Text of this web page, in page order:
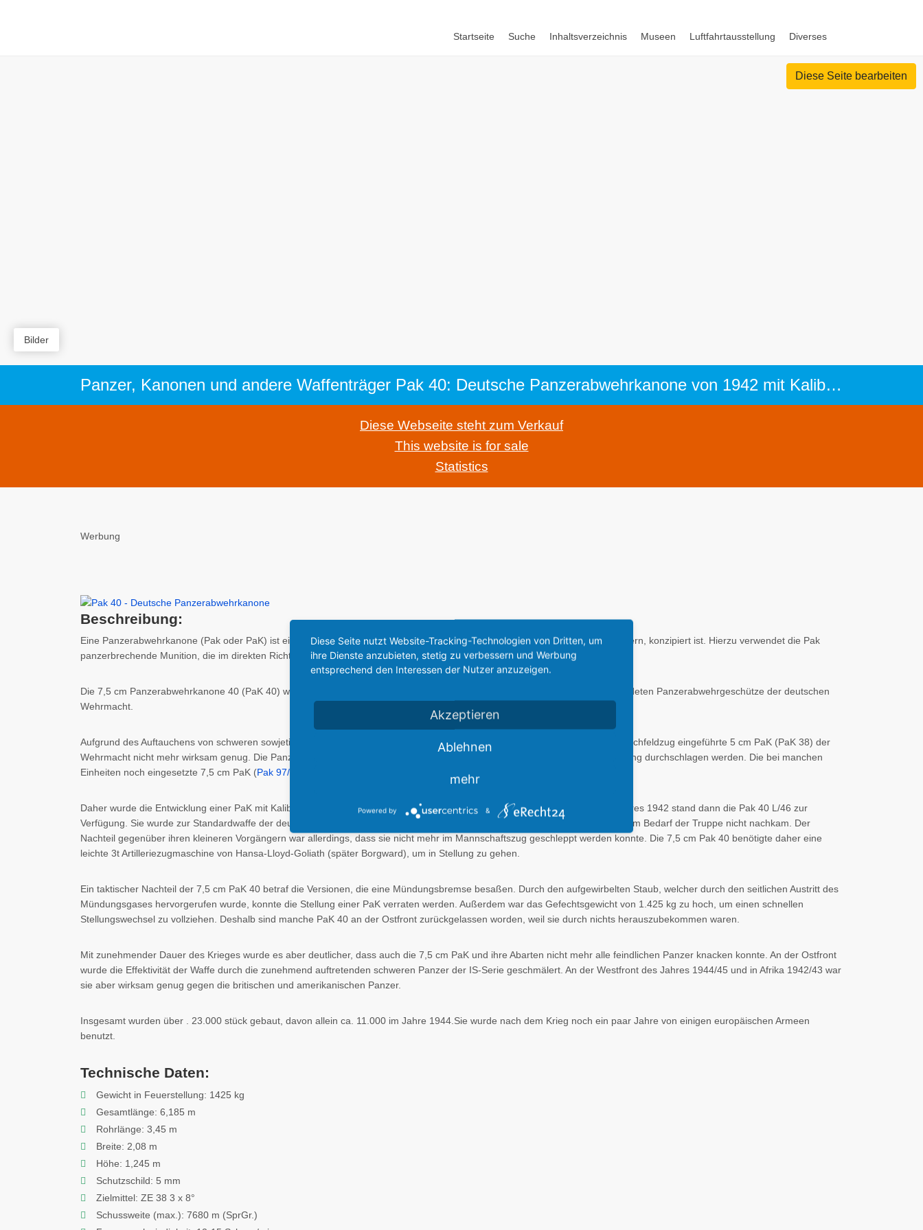
Startseite Suche Inhaltsverzeichnis Museen Luftfahrtausstellung Diverses
Diese Seite bearbeiten
Bilder
Panzer, Kanonen und andere Waffenträger Pak 40: Deutsche Panzerabwehrkanone von 1942 mit Kaliber 7,5 cm
Diese Webseite steht zum Verkauf
This website is for sale
Statistics
Werbung
Beschreibung:
Eine Panzerabwehrkanone (Pak oder PaK) ist eine Kanone, welche für die Bekämpfung gepanzerter Ziele, vor allem von Panzern, konzipiert ist. Hierzu verwendet die Pak
panzerbrechende Munition, die im direkten Richten verschossen wird.
Die 7,5 cm Panzerabwehrkanone 40 (PaK 40) war während des Zweiten Weltkrieges ab 1942 eines der am häufigsten verwendeten Panzerabwehrgeschütze der deutschen
Wehrmacht.
Aufgrund des Auftauchens von schweren sowjetischen Panzern wie des
und des KV-1 war die ab 1940 nach dem Frankreichfeldzug eingeführte 5 cm PaK (PaK 38) der
Wehrmacht nicht mehr wirksam genug. Die Panzerung des T-34 konnte mit diesem Geschütz nur auf äußerst geringe Entfernung durchschlagen werden. Die bei manchen
Einheiten noch eingesetzte 7,5 cm PaK (Pak 97/38 ) erwies sich sogar als weitgehend unwirksam mit normaler Munition.
Daher wurde die Entwicklung einer PaK mit Kaliber 7,5 cm ab Beginn des Russlandfeldzug vorangetrieben. Mit Beginn des Jahres 1942 stand dann die Pak 40 L/46 zur
Verfügung. Sie wurde zur Standardwaffe der deutschen Panzerjäger. Zu Beginn war die Produktion noch so gering, dass sie dem Bedarf der Truppe nicht nachkam. Der
Nachteil gegenüber ihren kleineren Vorgängern war allerdings, dass sie nicht mehr im Mannschaftszug geschleppt werden konnte. Die 7,5 cm Pak 40 benötigte daher eine
leichte 3t Artilleriezugmaschine von Hansa-Lloyd-Goliath (später Borgward), um in Stellung zu gehen.
Ein taktischer Nachteil der 7,5 cm PaK 40 betraf die Versionen, die eine Mündungsbremse besaßen. Durch den aufgewirbelten Staub, welcher durch den seitlichen Austritt des
Mündungsgases hervorgerufen wurde, konnte die Stellung einer PaK verraten werden. Außerdem war das Gefechtsgewicht von 1.425 kg zu hoch, um einen schnellen
Stellungswechsel zu vollziehen. Deshalb sind manche PaK 40 an der Ostfront zurückgelassen worden, weil sie durch nichts herauszubekommen waren.
Mit zunehmender Dauer des Krieges wurde es aber deutlicher, dass auch die 7,5 cm PaK und ihre Abarten nicht mehr alle feindlichen Panzer knacken konnte. An der Ostfront
wurde die Effektivität der Waffe durch die zunehmend auftretenden schweren Panzer der IS-Serie geschmälert. An der Westfront des Jahres 1944/45 und in Afrika 1942/43 war
sie aber wirksam genug gegen die britischen und amerikanischen Panzer.
Insgesamt wurden über . 23.000 stück gebaut, davon allein ca. 11.000 im Jahre 1944.Sie wurde nach dem Krieg noch ein paar Jahre von einigen europäischen Armeen
benutzt.
Technische Daten:
Gewicht in Feuerstellung: 1425 kg
Gesamtlänge: 6,185 m
Rohrlänge: 3,45 m
Breite: 2,08 m
Höhe: 1,245 m
Schutzschild: 5 mm
Zielmittel: ZE 38 3 x 8°
Schussweite (max.): 7680 m (SprGr.)
Diese Seite nutzt Website-Tracking-Technologien von Dritten, um
ihre Dienste anzubieten, stetig zu verbessern und Werbung
entsprechend den Interessen der Nutzer anzuzeigen.
Akzeptieren
Ablehnen
mehr
Powered by &